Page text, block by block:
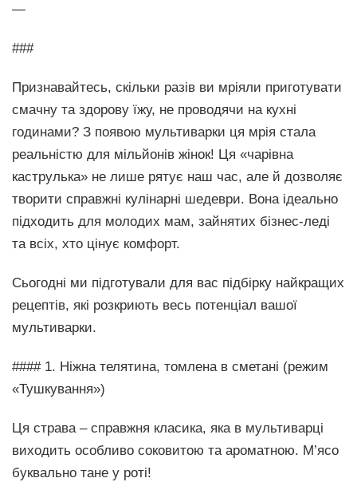
—
###
Признавайтесь, скільки разів ви мріяли приготувати
смачну та здорову їжу, не проводячи на кухні
годинами? З появою мультиварки ця мрія стала
реальністю для мільйонів жінок! Ця «чарівна
каструлька» не лише рятує наш час, але й дозволяє
творити справжні кулінарні шедеври. Вона ідеально
підходить для молодих мам, зайнятих бізнес-леді
та всіх, хто цінує комфорт.
Сьогодні ми підготували для вас підбірку найкращих
рецептів, які розкриють весь потенціал вашої
мультиварки.
#### 1. Ніжна телятина, томлена в сметані (режим
«Тушкування»)
Ця страва – справжня класика, яка в мультиварці
виходить особливо соковитою та ароматною. М’ясо
буквально тане у роті!